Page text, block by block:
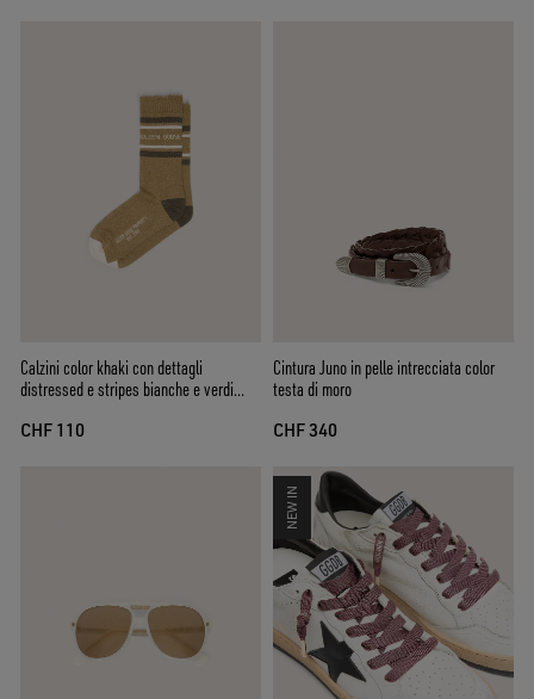
Calzini color khaki con dettagli
distressed e stripes bianche e verdi
CHF 110
Cintura Juno in pelle intrecciata color
testa di moro
CHF 340
NEW IN